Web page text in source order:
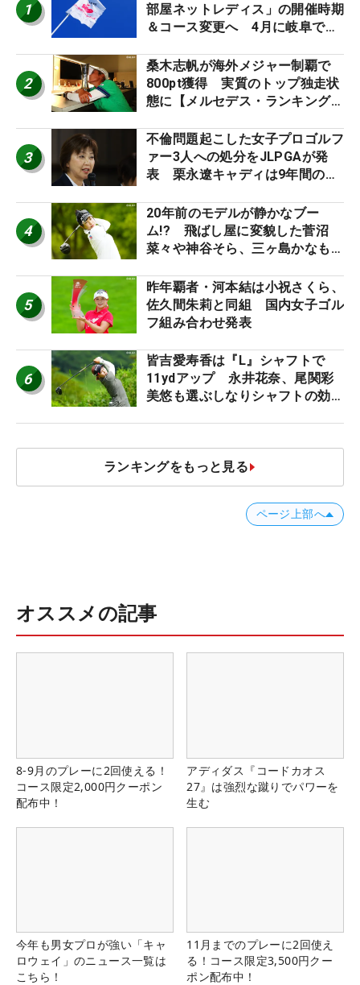
1
部屋ネットレディス」の開催時期
＆コース変更へ 4月に岐阜で開
2
桑木志帆が海外メジャー制覇で
800pt獲得 実質のトップ独走状
態に【メルセデス・ランキング番
3
不倫問題起こした女子プロゴルフ
ァー3人への処分をJLPGAが発
表 栗永遼キャディは9年間の立
4
20年前のモデルが静かなブー
ム!? 飛ばし屋に変貌した菅沼
菜々や神谷そら、三ヶ島かなも使
ロたちの“飛ばしギア”】
5
昨年覇者・河本結は小祝さくら、
佐久間朱莉と同組 国内女子ゴル
フ組み合わせ発表
6
皆吉愛寿香は『L』シャフトで
11ydアップ 永井花奈、尾関彩
美悠も選ぶしなりシャフトの効果
ランキングをもっと見る
ページ上部へ
オススメの記事
8-9月のプレーに2回使える！
コース限定2,000円クーポン
配布中！
アディダス『コードカオス
27』は強烈な蹴りでパワーを
生む
今年も男女プロが強い「キャ
ロウェイ」のニュース一覧は
こちら！
11月までのプレーに2回使え
る！コース限定3,500円クー
ポン配布中！